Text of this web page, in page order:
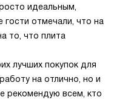
идеальным,
гости отмечали, что на
то, что плита
лучших покупок для
на отлично, но и
рекомендую всем, кто